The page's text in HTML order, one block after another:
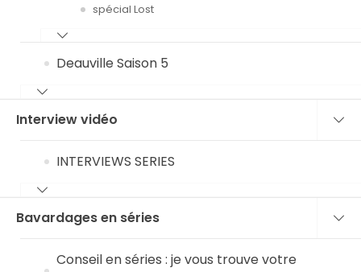
spécial Lost
Deauville Saison 5
Interview vidéo
INTERVIEWS SERIES
Bavardages en séries
Conseil en séries : je vous trouve votre